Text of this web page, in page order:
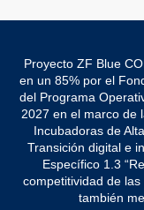
Proyecto ZF Blue
en un 85% por el
del Programa
2027 en el marco de
Incubadoras de
Transición digital e
Específico 1.3
competitividad de
también